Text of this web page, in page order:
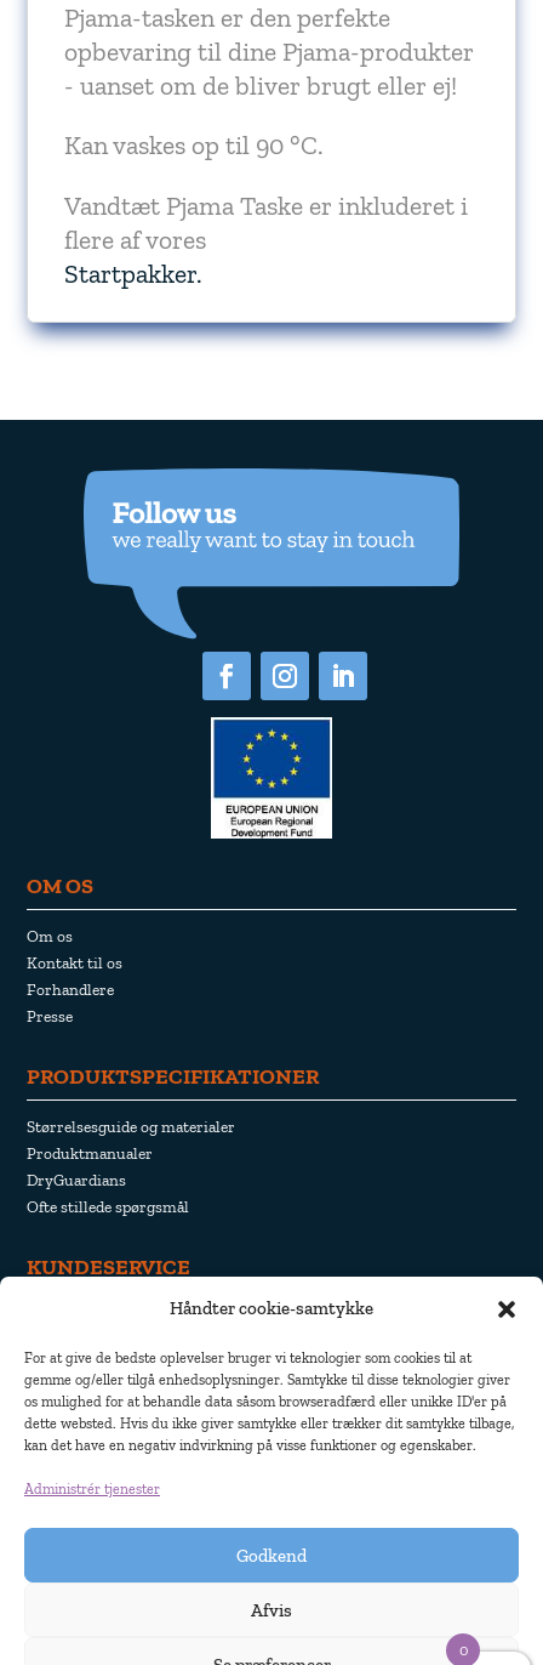
Håndter cookie-samtykke
For at give de bedste oplevelser bruger vi teknologier som cookies til at
gemme og/eller tilgå enhedsoplysninger. Samtykke til disse teknologier giver
os mulighed for at behandle data såsom browseradfærd eller unikke ID'er på
dette websted. Hvis du ikke giver samtykke eller trækker dit samtykke tilbage,
kan det have en negativ indvirkning på visse funktioner og egenskaber.
Administrér tjenester
Godkend
Afvis
Pjama-tasken er den perfekte
opbevaring til dine Pjama-produkter
- uanset om de bliver brugt eller ej!
Kan vaskes op til 90 °C.
Vandtæt Pjama Taske er inkluderet i
flere af vores
Startpakker.
OM OS
Om os
Kontakt til os
Forhandlere
Presse
PRODUKTSPECIFIKATIONER
Størrelsesguide og materialer
Produktmanualer
DryGuardians
Ofte stillede spørgsmål
KUNDESERVICE
Fortrydelse og returnering
Fortrolighedspolitik
Cookie-politik
0